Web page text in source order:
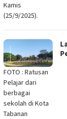
Kamis
(25/9/2025).
FOTO : Ratusan
Pelajar dari
berbagai
sekolah di Kota
Tabanan